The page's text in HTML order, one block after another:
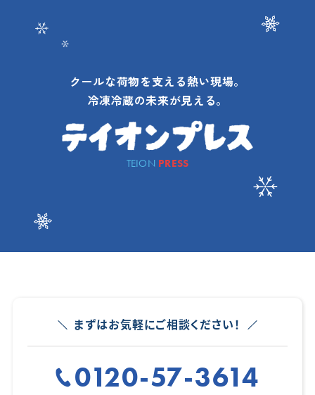
クールな荷物を支える熱い現場。
冷凍冷蔵の未来が見える。
TEION PRESS
まずはお気軽にご相談ください！
0120-57-3614